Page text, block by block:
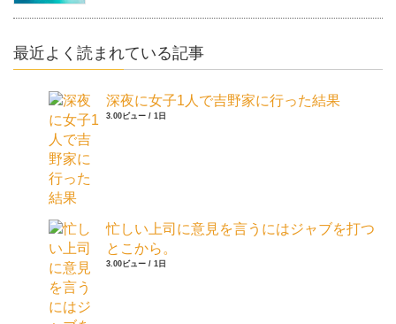
最近よく読まれている記事
深夜に女子1人で吉野家に行った結果
3.00ビュー / 1日
忙しい上司に意見を言うにはジャブを打つ
とこから。
3.00ビュー / 1日